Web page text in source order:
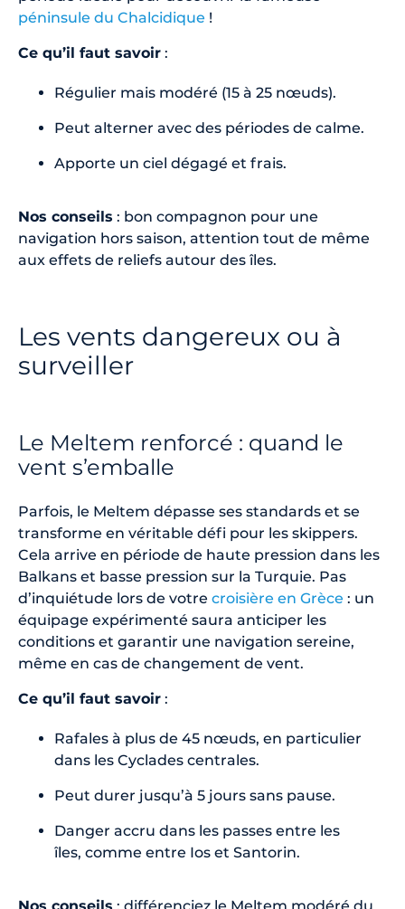
péninsule du Chalcidique !
Ce qu’il faut savoir :
Régulier mais modéré (15 à 25 nœuds).
Peut alterner avec des périodes de calme.
Apporte un ciel dégagé et frais.
Nos conseils : bon compagnon pour une
navigation hors saison, attention tout de même
aux effets de reliefs autour des îles.
Les vents dangereux ou à
surveiller
Le Meltem renforcé : quand le
vent s’emballe
Parfois, le Meltem dépasse ses standards et se
transforme en véritable défi pour les skippers.
Cela arrive en période de haute pression dans les
Balkans et basse pression sur la Turquie. Pas
d’inquiétude lors de votre croisière en Grèce : un
équipage expérimenté saura anticiper les
conditions et garantir une navigation sereine,
même en cas de changement de vent.
Ce qu’il faut savoir :
Rafales à plus de 45 nœuds, en particulier
dans les Cyclades centrales.
Peut durer jusqu’à 5 jours sans pause.
Danger accru dans les passes entre les
îles, comme entre Ios et Santorin.